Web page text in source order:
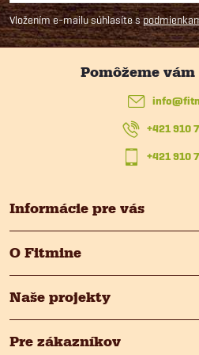
p
e
Vložením e-mailu súhlasíte s
Informácie pre vás
O Fitmine
Naše projekty
Pre zákazníkov
info@
+421 910
+421 910